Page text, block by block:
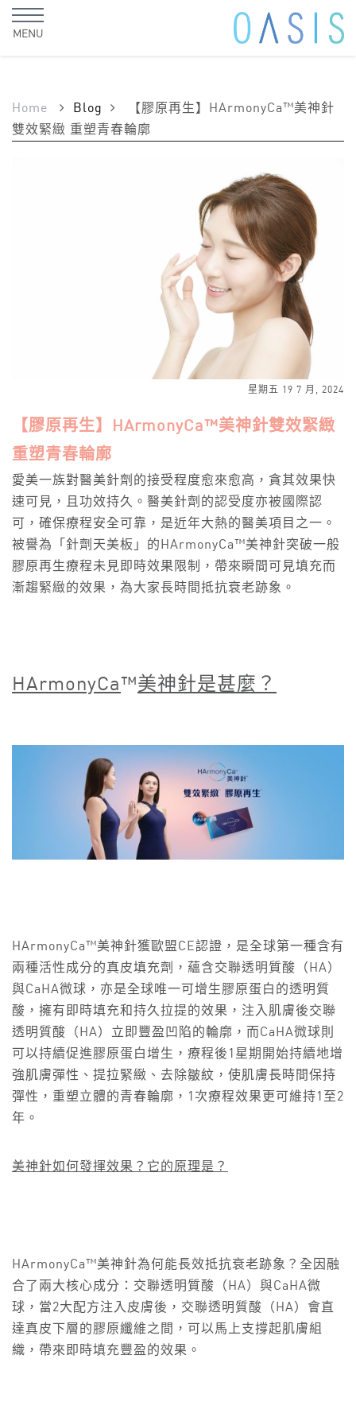
MENU
Home Blog
【膠原再生】HArmonyCa™美神針
雙效緊緻 重塑青春輪廓
星期五 19 7 月, 2024
【膠原再生】HArmonyCa™美神針雙效緊緻
重塑青春輪廓
愛美一族對醫美針劑的接受程度愈來愈高，貪其效果快
速可見，且功效持久。醫美針劑的認受度亦被國際認
可，確保療程安全可靠，是近年大熱的醫美項目之一。
被譽為「針劑天美板」的HArmonyCa™美神針突破一般
膠原再生療程未見即時效果限制，帶來瞬間可見填充而
漸趨緊緻的效果，為大家長時間抵抗衰老跡象。
HArmonyCa™美神針是甚麼？
HArmonyCa™美神針獲歐盟CE認證，是全球第一種含有
兩種活性成分的真皮填充劑，蘊含交聯透明質酸（HA）
與CaHA微球，亦是全球唯一可增生膠原蛋白的透明質
酸，擁有即時填充和持久拉提的效果，注入肌膚後交聯
透明質酸（HA）立即豐盈凹陷的輪廓，而CaHA微球則
可以持續促進膠原蛋白增生，療程後1星期開始持續地增
強肌膚彈性、提拉緊緻、去除皺紋，使肌膚長時間保持
彈性，重塑立體的青春輪廓，1次療程效果更可維持1至2
年。
美神針如何發揮效果？它的原理是？
HArmonyCa™美神針為何能長效抵抗衰老跡象？全因融
合了兩大核心成分：交聯透明質酸（HA）與CaHA微
球，當2大配方注入皮膚後，交聯透明質酸（HA）會直
達真皮下層的膠原纖維之間，可以馬上支撐起肌膚組
織，帶來即時填充豐盈的效果。